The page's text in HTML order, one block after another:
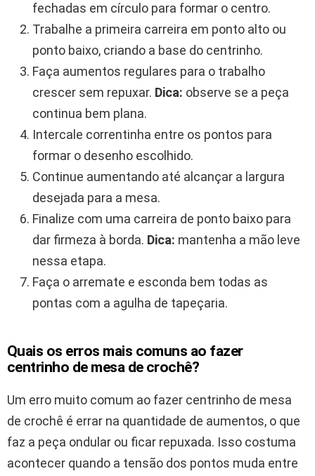
fechadas em círculo para formar o centro.
Trabalhe a primeira carreira em ponto alto ou
ponto baixo, criando a base do centrinho.
Faça aumentos regulares para o trabalho
crescer sem repuxar. Dica: observe se a peça
continua bem plana.
Intercale correntinha entre os pontos para
formar o desenho escolhido.
Continue aumentando até alcançar a largura
desejada para a mesa.
Finalize com uma carreira de ponto baixo para
dar firmeza à borda. Dica: mantenha a mão leve
nessa etapa.
Faça o arremate e esconda bem todas as
pontas com a agulha de tapeçaria.
Quais os erros mais comuns ao fazer
centrinho de mesa de crochê?
Um erro muito comum ao fazer centrinho de mesa
de crochê é errar na quantidade de aumentos, o que
faz a peça ondular ou ficar repuxada. Isso costuma
acontecer quando a tensão dos pontos muda entre